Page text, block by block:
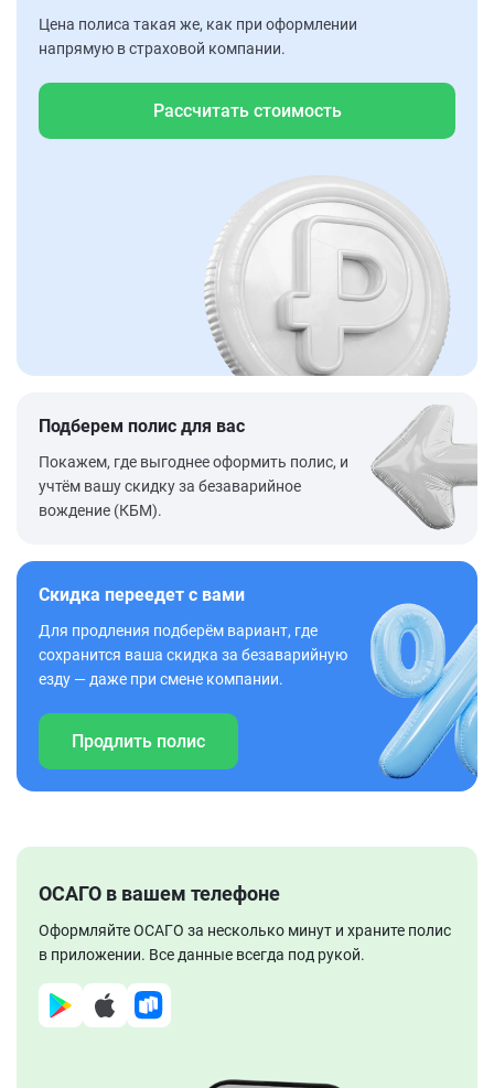
Цена полиса такая же, как при оформлении
напрямую в страховой компании.
Рассчитать стоимость
Подберем полис для вас
Покажем, где выгоднее оформить полис, и
учтём вашу скидку за безаварийное
вождение (КБМ).
Скидка переедет с вами
Для продления подберём вариант, где
сохранится ваша скидка за безаварийную
езду — даже при смене компании.
Продлить полис
ОСАГО в вашем телефоне
Оформляйте ОСАГО за несколько минут и храните полис
в приложении. Все данные всегда под рукой.